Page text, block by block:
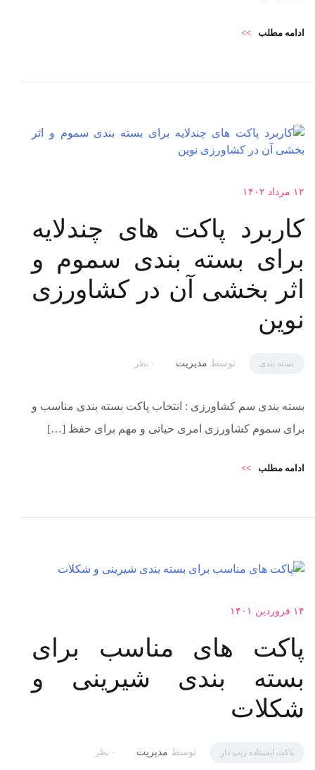
ادامه مطلب >>
۱۲ مرداد ۱۴۰۲
کاربرد پاکت های چندلایه
برای بسته بندی سموم و
اثر بخشی آن در کشاورزی
نوین
بسته بندی توسط مدیریت ۰ نظر
بسته بندی سم کشاورزی : انتخاب پاکت بسته بندی مناسب و
برای سموم کشاورزی امری حیاتی و مهم برای حفظ […]
ادامه مطلب >>
۱۴ فروردین ۱۴۰۱
پاکت های مناسب برای
بسته بندی شیرینی و
شکلات
پاکت ایستاده زیپ دار توسط مدیریت ۰ نظر